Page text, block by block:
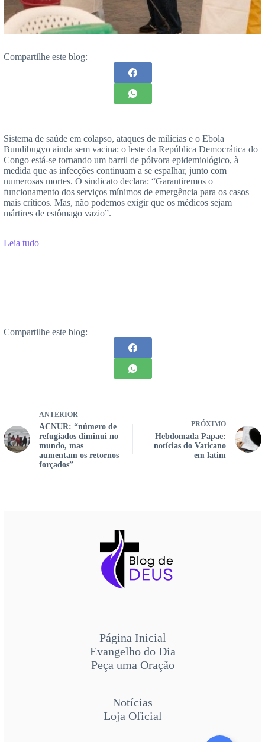
Compartilhe este blog:
Sistema de saúde em colapso, ataques de milícias e o Ebola
Bundibugyo ainda sem vacina: o leste da República Democrática do
Congo está-se tornando um barril de pólvora epidemiológico, à
medida que as infecções continuam a se espalhar, junto com
numerosas mortes. O sindicato declara: “Garantiremos o
funcionamento dos serviços mínimos de emergência para os casos
mais críticos. Mas, não podemos exigir que os médicos sejam
mártires de estômago vazio”.
Leia tudo
Compartilhe este blog:
ANTERIOR
ACNUR: “número de
refugiados diminui no
mundo, mas
aumentam os retornos
forçados”
PRÓXIMO
Hebdomada Papae:
notícias do Vaticano
em latim
Página Inicial
Evangelho do Dia
Peça uma Oração
Notícias
Loja Oficial